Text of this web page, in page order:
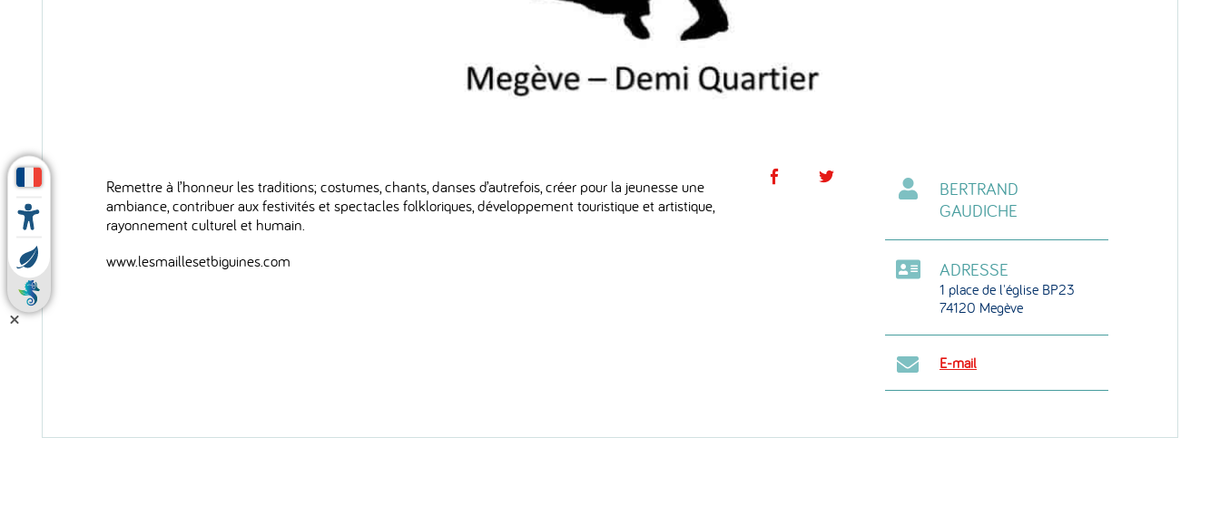
Partager
Facebook
Partager
Twitter
Remettre à l’honneur les traditions; costumes, chants, danses d’autrefois, créer pour la jeunesse une
ambiance, contribuer aux festivités et spectacles folkloriques, développement touristique et artistique,
rayonnement culturel et humain.
www.lesmaillesetbiguines.com
BERTRAND
GAUDICHE
ADRESSE
1 place de l'église BP23
74120 Megève
E-mail